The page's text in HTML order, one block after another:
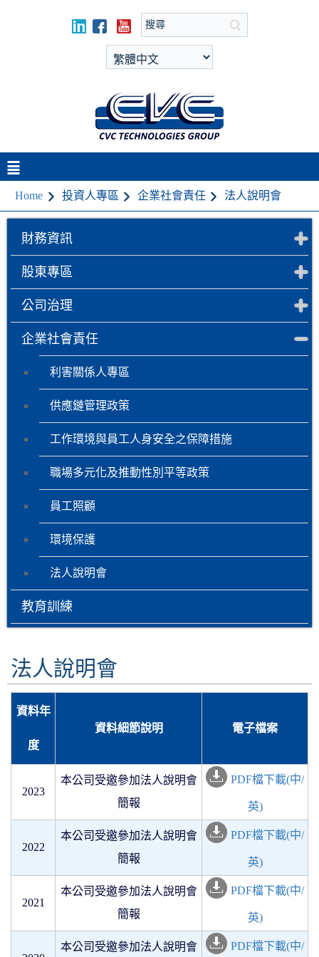
Home 投資人專區 企業社會責任 法人說明會
財務資訊
股東專區
公司治理
企業社會責任
利害關係人專區
供應鏈管理政策
工作環境與員工人身安全之保障措施
職場多元化及推動性別平等政策
員工照顧
環境保護
法人說明會
教育訓練
法人說明會
資料年
度
資料細節說明 電子檔案
2023
本公司受邀參加法人說明會
簡報
PDF檔下載(中/
英)
2022
本公司受邀參加法人說明會
簡報
PDF檔下載(中/
英)
2021
本公司受邀參加法人說明會
簡報
PDF檔下載(中/
英)
本公司受邀參加法人說明會 PDF檔下載(中/